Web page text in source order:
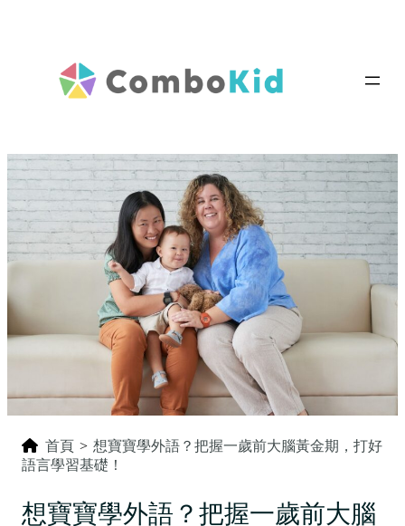
首頁 > 想寶寶學外語？把握一歲前大腦黃金期，打好
語言學習基礎！
想寶寶學外語？把握一歲前大腦